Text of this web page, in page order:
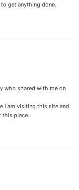
get anything done.
who shared with me on
I am visiting this site and
this place.